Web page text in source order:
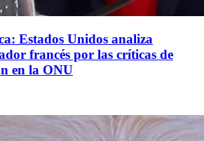
Estados Unidos analiza
francés por las críticas de
en la ONU